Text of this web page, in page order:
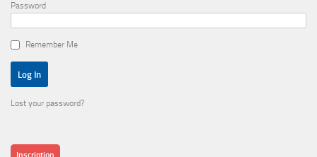
Password
Remember Me
Lost your password?